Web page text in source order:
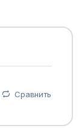
Сравнить